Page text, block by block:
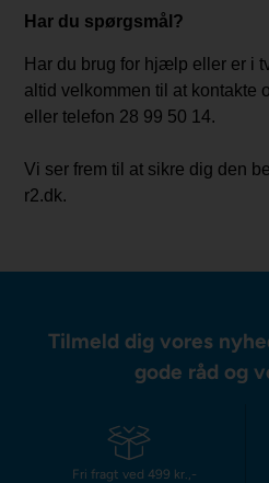
Har du spørgsmål?
Har du brug for hjælp eller er i
altid velkommen til at kontakte
eller telefon 28 99 50 14.
Vi ser frem til at sikre dig den
r2.dk.
Tilmeld dig vores
gode råd og
Fri fragt ved 499 kr.,-